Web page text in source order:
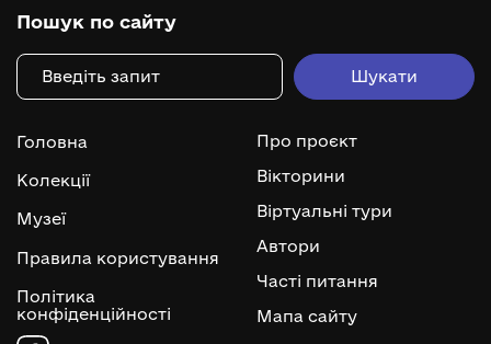
Пошук по сайту
Головна
Колекції
Музеї
Правила користування
Політика
конфіденційності
Про проєкт
Вікторини
Віртуальні тури
Автори
Часті питання
Мапа сайту